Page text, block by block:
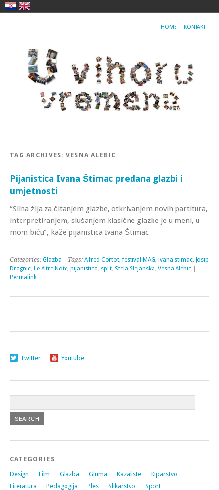
HOME KONTAKT
TAG ARCHIVES: VESNA ALEBIC
Pijanistica Ivana Štimac predana glazbi i
umjetnosti
“Silna žlja za čitanjem glazbe, otkrivanjem novih partitura,
interpretiranjem, slušanjem klasične glazbe je u meni, u
mom biću”, kaže pijanistica Ivana Štimac
Categories: Glazba | Tags: Alfred Cortot,festival MAG, ivana stimac, Josip
Dragnic, Le Altre Note, pijanistica, split, Stela Slejanska, Vesna Alebic
Permalink
Twitter Youtube
CATEGORIES
Design Film Glazba Gluma Kazaliste
Kiparstvo
Literatura
Pedagogija Ples Slikarstvo
Sport